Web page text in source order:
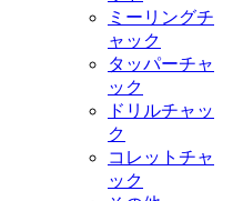
ミーリングチ
ャック
タッパーチャ
ック
ドリルチャッ
ク
コレットチャ
ック